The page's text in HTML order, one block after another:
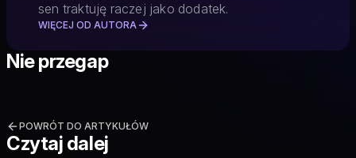
sen traktuję raczej jako dodatek.
WIĘCEJ OD AUTORA
Nie przegap
POWRÓT DO ARTYKUŁÓW
Czytaj dalej